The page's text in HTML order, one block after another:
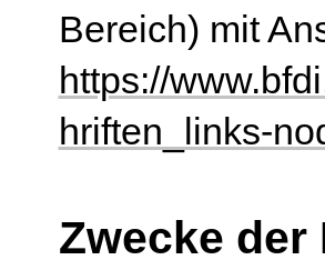
Bereich) mit
https://
hriften_links-
Zwecke